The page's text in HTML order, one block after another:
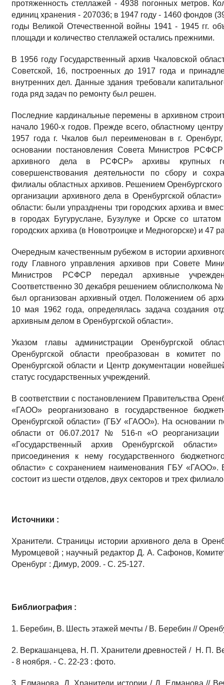
протяженность стеллажей - 4938 погонных метров.
единиц хранения - 207036; в 1947 году - 1460 фондов
годы Великой Отечественной войны 1941 - 1945 гг.
площади и количество стеллажей остались прежними.
В 1956 году Государственный архив Чкаловской
Советской, 16, построенных до 1917 года и
внутренних дел. Данные здания требовали
года ряд задач по ремонту был решен.
Последние кардинальные перемены в архивном
начало 1960-х годов. Прежде всего, областному
1957 года г. Чкалов был переименован в г.
основании постановления Совета Министров
архивного дела в РСФСР» архивы крупных
совершенствования деятельности по сбору и
филиалы областных архивов. Решением
организации архивного дела в Оренбургской
области: были упразднены три городских архива и
в городах Бугуруслане, Бузулуке и Орске со
городских архива (в Новотроицке и Медногорске) и 47
Очередным качественным рубежом в истории
году Главного управления архивов при Совете
Министров РСФСР передал архивные
Соответственно 30 декабря решением облисполкома
был организован архивный отдел. Положением об
10 мая 1962 года, определялась задача создания
архивным делом в Оренбургской области».
Указом главы администрации Оренбургской
Оренбургской области преобразован в комитет
Оренбургской области и Центр документации
статус государственных учреждений.
В соответствии с постановлением Правительства
«ГАОО» реорганизовано в государственное
Оренбургской области» (ГБУ «ГАОО»). На основании
области от 06.07.2017 № 516-п «О реорганизации
«Государственный архив Оренбургской
присоединения к нему государственного
области» с сохранением наименования ГБУ
состоит из шести отделов, двух секторов и трех
Источники :
Хранители. Страницы истории архивного дела в
Муромцевой ; научный редактор Д. А. Сафонов,
Оренбург : Димур, 2009. - С. 25-127.
Библиография :
1. Беребин, В. Шесть этажей мечты / В. Беребин //
2. Веркашанцева, Н. П. Хранители древностей / Н. П.
- 8 ноября. - С. 22-23 : фото.